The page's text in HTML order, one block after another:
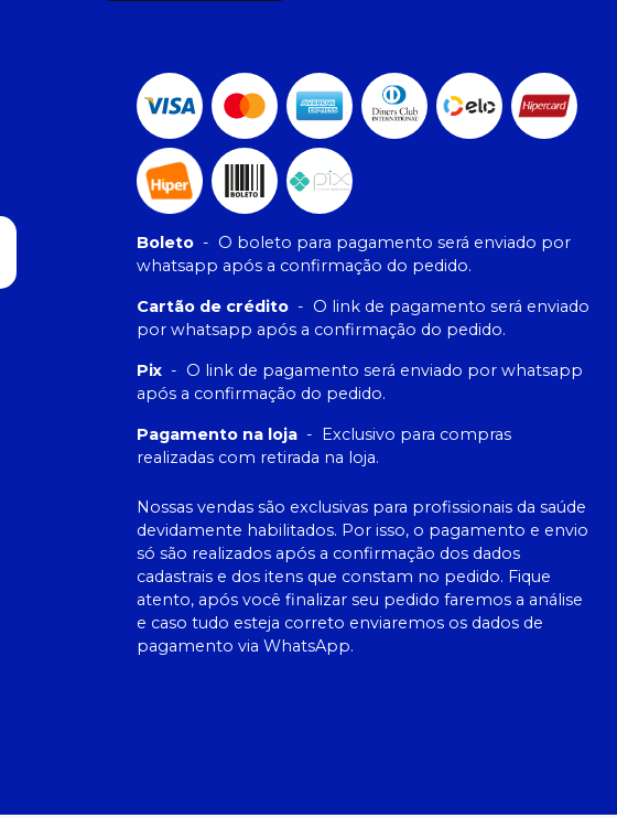
Boleto - O boleto para pagamento será enviado por
whatsapp após a confirmação do pedido.
Cartão de crédito - O link de pagamento será enviado
por whatsapp após a confirmação do pedido.
Pix - O link de pagamento será enviado por whatsapp
após a confirmação do pedido.
Pagamento na loja - Exclusivo para compras
realizadas com retirada na loja.
Nossas vendas são exclusivas para profissionais da saúde
devidamente habilitados. Por isso, o pagamento e envio
só são realizados após a confirmação dos dados
cadastrais e dos itens que constam no pedido. Fique
atento, após você finalizar seu pedido faremos a análise
e caso tudo esteja correto enviaremos os dados de
pagamento via WhatsApp.